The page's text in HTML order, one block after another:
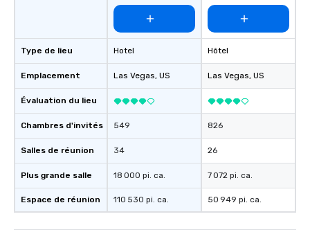
Type de lieu
Emplacement
Évaluation du lieu
Chambres d'invités
Salles de réunion
Plus grande salle
Espace de réunion
Hotel
Las Vegas, US
549
34
18 000 pi. ca.
110 530 pi. ca.
Hôtel
Las Vegas, US
826
26
7 072 pi. ca.
50 949 pi. ca.